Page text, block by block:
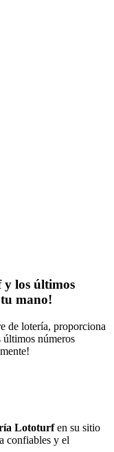
y los últimos
mano!
de lotería, proporciona
números
Lototurfen su sitio
confiables y el